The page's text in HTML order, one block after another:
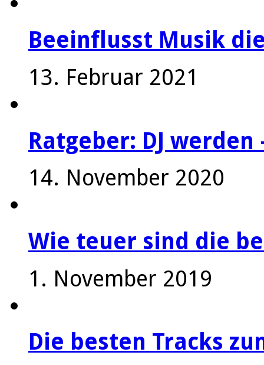
Beeinflusst Musik
13. Februar 2021
Ratgeber: DJ
14. November 2020
Wie teuer sind die
1. November 2019
Die besten Tracks